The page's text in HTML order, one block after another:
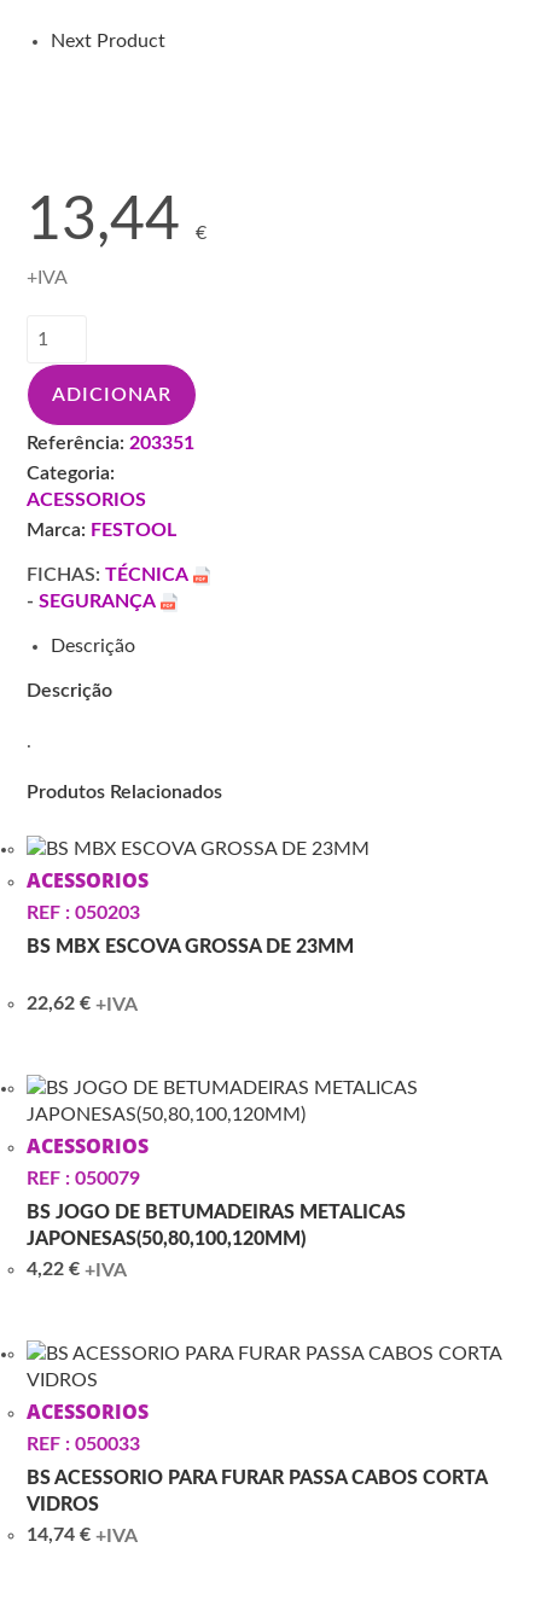
MJ2-Next Product
13,44€
+IVA
FESTOOL
PRATO
INTERFACE
D
150
MJ2-
203351
ADICIONAR
Referência: 203351
Categoria:
ACESSORIOS
Marca: FESTOOL
FICHAS:TÉCNICA
-SEGURANÇA
Descrição
Descrição
.
Produtos Relacionados
ACESSORIOS
REF : 050203
BS MBX ESCOVA GROSSA DE 23MM
22,62€ +IVA
ACESSORIOS
REF : 050079
BS JOGO DE BETUMADEIRAS METALICAS
JAPONESAS(50,80,100,120MM)
4,22€ +IVA
ACESSORIOS
REF : 050033
BS ACESSORIO PARA FURAR PASSA CABOS CORTA
VIDROS
14,74€ +IVA